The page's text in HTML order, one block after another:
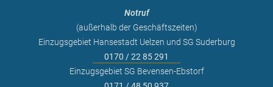
Notruf
(außerhalb der Geschäftszeiten)
Einzugsgebiet Hansestadt Uelzen und SG Suderburg
0170 / 22 85 291
Einzugsgebiet SG Bevensen-Ebstorf